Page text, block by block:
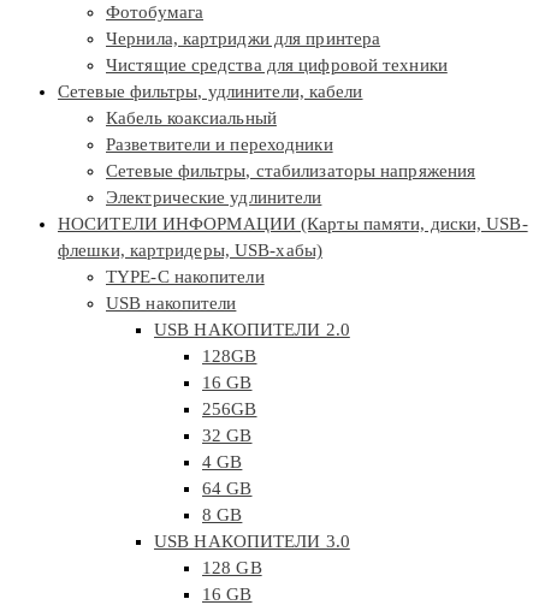
Фотобумага
Чернила, картриджи для принтера
Чистящие средства для цифровой техники
Сетевые фильтры, удлинители, кабели
Кабель коаксиальный
Разветвители и переходники
Сетевые фильтры, стабилизаторы напряжения
Электрические удлинители
НОСИТЕЛИ ИНФОРМАЦИИ (Карты памяти, диски, USB-
флешки, картридеры, USB-хабы)
TYPE-C накопители
USB накопители
USB НАКОПИТЕЛИ 2.0
128GB
16 GB
256GB
32 GB
4 GB
64 GB
8 GB
USB НАКОПИТЕЛИ 3.0
128 GB
16 GB